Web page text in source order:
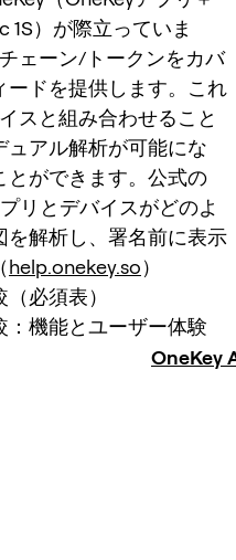
1S）が際立っていま
ェーン/トークンをカバ
ードを提供します。これ
スと組み合わせること
ュアル解析が可能にな
とができます。公式の
リとデバイスがどのよ
を解析し、署名前に表示
help.onekey.so）
必須表）
：機能とユーザー体験
OneKey